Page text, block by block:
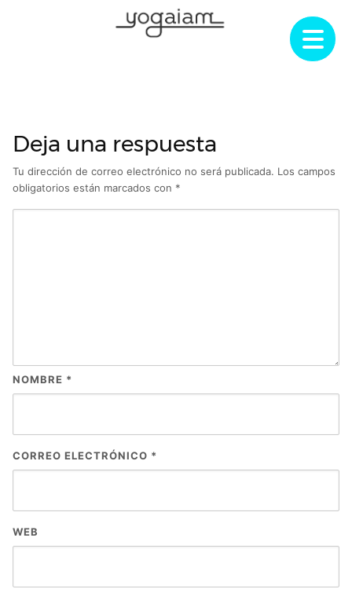
Deja una respuesta
Tu dirección de correo electrónico no será publicada. Los campos
obligatorios están marcados con *
NOMBRE *
CORREO ELECTRÓNICO *
WEB